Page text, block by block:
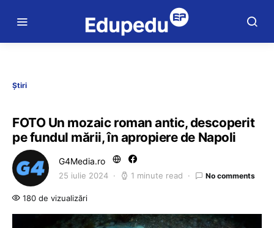
Știri
FOTO Un mozaic roman antic, descoperit
pe fundul mării, în apropiere de Napoli
G4Media.ro
25 iulie 2024 1 minute read No comments
180 de vizualizări